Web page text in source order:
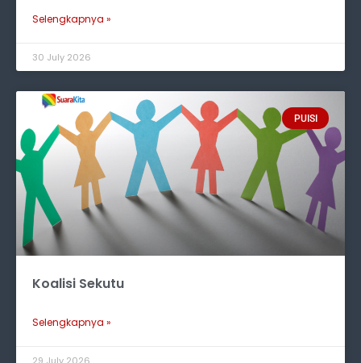
Selengkapnya »
30 July 2026
PUISI
Koalisi Sekutu
Selengkapnya »